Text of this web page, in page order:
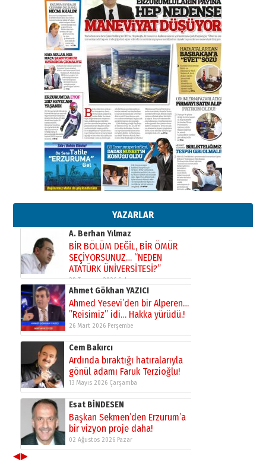
YAZARLAR
Esat BİNDESEN
Başkan Sekmen’den Erzurum’a
bir vizyon proje daha!
02 Ağustos 2026 Pazar
Kadir SABUNCUOĞLU
Erzurumspor’un köşe taşları
29 Haziran 2026 Pazartesi
Kenan GÜLERCİ
Murat Şahsuvaroğlu ERKON’da
çıtayı yukarı taşırken,
yönetimdekiler aşağı
çekmemeli!
17 Şubat 2026 SalıOrhan BOZKURT
Bir fotoğraf, bir şehir, bir
gazeteci… Dizginler kimin
A. Berhan Yılmaz
BİR BÖLÜM DEĞİL, BİR ÖMÜR
SEÇİYORSUNUZ… “NEDEN
ATATÜRK ÜNİVERSİTESİ?”
28 Temmuz 2026 Salı
Ahmet Gökhan YAZICI
Ahmed Yesevi’den bir Alperen…
”Reisimiz” idi… Hakka yürüdü.!
26 Mart 2026 Perşembe
Cem Bakırcı
Ardında bıraktığı hatıralarıyla
gönül adamı Faruk Terzioğlu!
13 Mayıs 2026 Çarşamba
Esat BİNDESEN
Başkan Sekmen’den Erzurum’a
bir vizyon proje daha!
02 Ağustos 2026 Pazar
◀▶